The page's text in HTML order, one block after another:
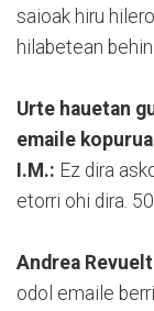
saioak hiru
hilabetean behin.
Urte hauetan
emaile
I.M.: Ez dira
etorri ohi dira.
Andrea
odol emaile